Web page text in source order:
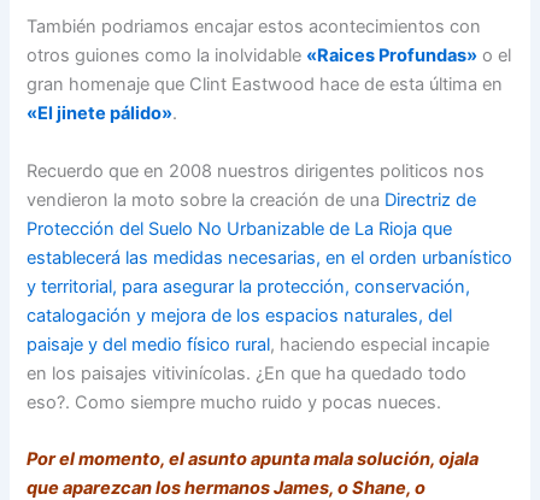
También podriamos encajar estos acontecimientos con
otros guiones como la inolvidable «Raices Profundas» o el
gran homenaje que Clint Eastwood hace de esta última en
«El jinete pálido».
Recuerdo que en 2008 nuestros dirigentes politicos nos
vendieron la moto sobre la creación de una Directriz de
Protección del Suelo No Urbanizable de La Rioja que
establecerá las medidas necesarias, en el orden urbanístico
y territorial, para asegurar la protección, conservación,
catalogación y mejora de los espacios naturales, del
paisaje y del medio físico rural, haciendo especial incapie
en los paisajes vitivinícolas. ¿En que ha quedado todo
eso?. Como siempre mucho ruido y pocas nueces.
Por el momento, el asunto apunta mala solución, ojala
que aparezcan los hermanos James, o Shane, o